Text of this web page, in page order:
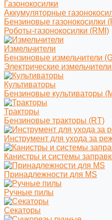
Газонокосилки
Аккумуляторные
Бензиновые газонокосилки
Роботы-газонокосилки (RMI)
Измельчители
Бензиновые измельчители
Электрические
Культиваторы
Бензиновые культиваторы
Тракторы
Бензиновые тракторы (RT)
Инструмент для ухода за
Канистры и системы
Принадлежности для MS
Ручные пилы
Секаторы